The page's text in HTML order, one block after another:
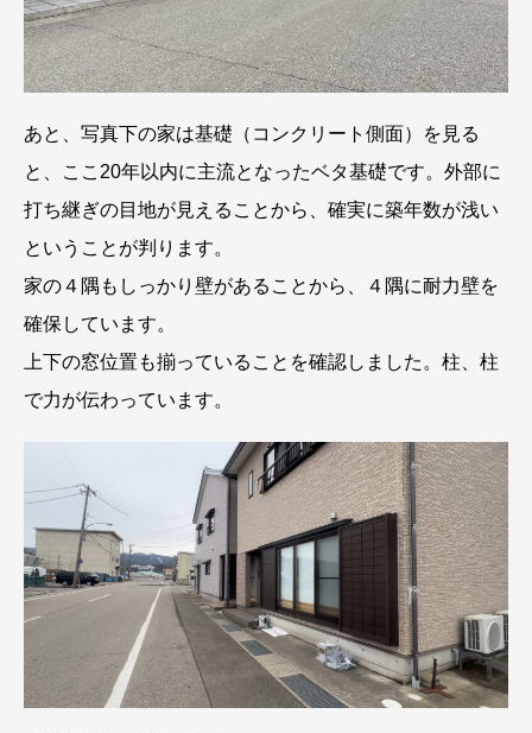
あと、写真下の家は基礎（コンクリート側面）を見る
と、ここ20年以内に主流となったベタ基礎です。外部に
打ち継ぎの目地が見えることから、確実に築年数が浅い
ということが判ります。
家の４隅もしっかり壁があることから、４隅に耐力壁を
確保しています。
上下の窓位置も揃っていることを確認しました。柱、柱
で力が伝わっています。